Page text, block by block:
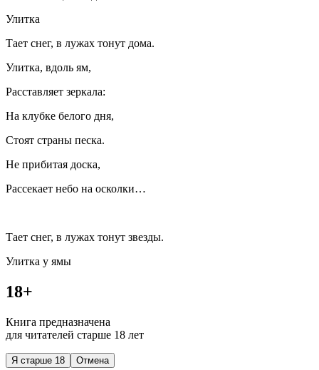
Улитка
Тает снег, в лужах тонут дома.
Улитка, вдоль ям,
Расставляет зеркала:
На клубке белого дня,
Стоят страны песка.
Не прибитая доска,
Рассекает небо на осколки…
Тает снег, в лужах тонут звезды.
Улитка у ямы
18+
Книга предназначена
для читателей старше 18 лет
Я старше 18 Отмена